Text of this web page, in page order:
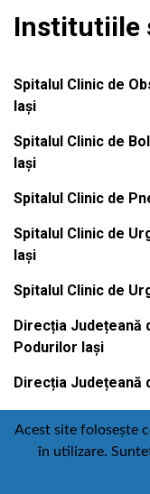
Institutiile
Spitalul Clinic de
Iași
Spitalul Clinic de
Iași
Spitalul Clinic de
Spitalul Clinic de
Iași
Spitalul Clinic de
Direcția Județeană
Podurilor Iași
Direcția Județeană
Contact
Acest site folosește
în utilizare.